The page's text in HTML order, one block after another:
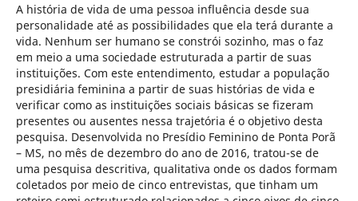
A história de vida de uma pessoa influência desde sua
personalidade até as possibilidades que ela terá durante a
vida. Nenhum ser humano se constrói sozinho, mas o faz
em meio a uma sociedade estruturada a partir de suas
instituições. Com este entendimento, estudar a população
presidiária feminina a partir de suas histórias de vida e
verificar como as instituições sociais básicas se fizeram
presentes ou ausentes nessa trajetória é o objetivo desta
pesquisa. Desenvolvida no Presídio Feminino de Ponta Porã
– MS, no mês de dezembro do ano de 2016, tratou-se de
uma pesquisa descritiva, qualitativa onde os dados formam
coletados por meio de cinco entrevistas, que tinham um